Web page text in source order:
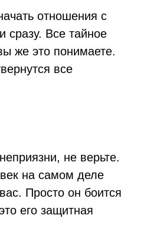
отношения с
сразу. Все тайное
же это понимаете.
все
не верьте.
на самом деле
Просто он боится
его защитная